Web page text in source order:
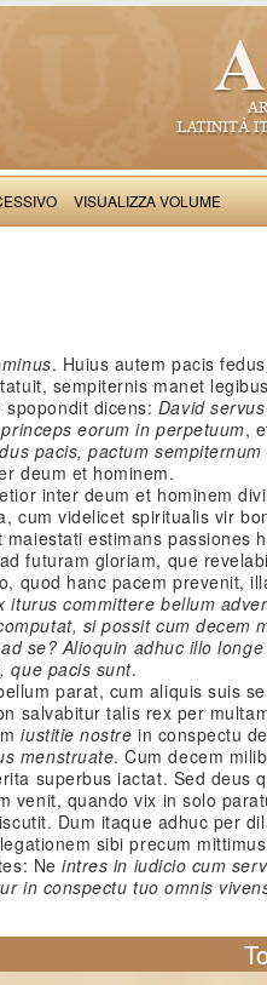
VISUALIZZA VOLUME
. Huius autem pacis
sempiternis manet
spopondit dicens: David servus
princeps eorum in perpetuum,
pacis, pactum
deum et hominem.
inter deum et hominem
cum videlicet spiritualis vir
estimans passiones
futuram gloriam, que
quod hanc pacem prevenit,
iturus committere bellum
si possit cum decem
se? Alioquin adhuc illo
que pacis sunt.
parat, cum aliquis suis
salvabitur talis rex per
iustitie nostre in conspectu
menstruate. Cum decem
superbus iactat. Sed deus
venit, quando vix in solo
Dum itaque adhuc per
sibi precum
Neintres in iudicio cum
in conspectu tuo omnis